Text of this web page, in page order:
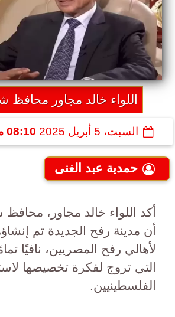
اللواء خالد مجاور محافظ
السبت، 5 أبريل 2025 08:10 مـ
حمدية عبد الغنى
أكد اللواء خالد مجاور،
أن مدينة رفح الجديدة تم
لأهالي رفح المصريين، نافيًا
التي تروج لفكرة تخصيصها
الفلسطينيين.